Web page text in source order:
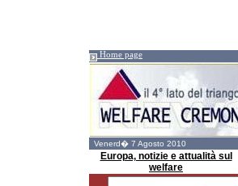
Home page
Venerd� 7 Agosto 2010
Europa, notizie e attualità sul
welfare